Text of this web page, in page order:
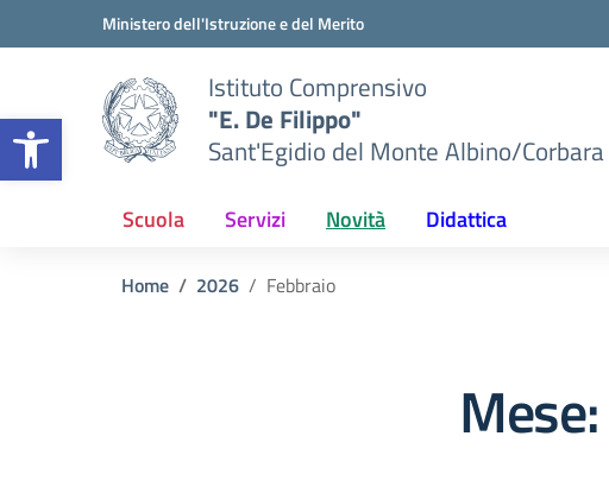
Apri la barra degli strumenti
Vai ai contenuti
Vai al menu di navigazioneMinistero dell'Istruzione e del Merito
Istituto Comprensivo
"E. De Filippo"
Sant'Egidio del Monte Albino/Corbara
Scuola Servizi Novità Didattica
Home 2026 Febbraio
Mese: